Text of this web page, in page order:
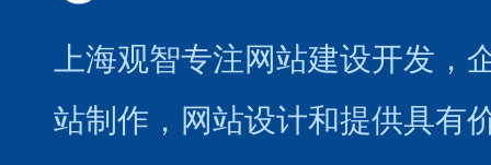
上海观智专注网站建设开发 ，
站制作 ， 网站设计和提供具有